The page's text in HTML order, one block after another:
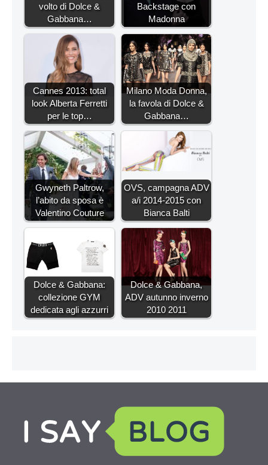
volto di Dolce &
Gabbana…
Backstage con
Madonna
Cannes 2013: total
look Alberta Ferretti
per le top…
Milano Moda Donna,
la favola di Dolce &
Gabbana…
Gwyneth Paltrow,
l’abito da sposa è
Valentino Couture
OVS, campagna ADV
a/i 2014-2015 con
Bianca Balti
Dolce & Gabbana:
collezione GYM
dedicata agli azzurri
Dolce & Gabbana,
ADV autunno inverno
2010 2011